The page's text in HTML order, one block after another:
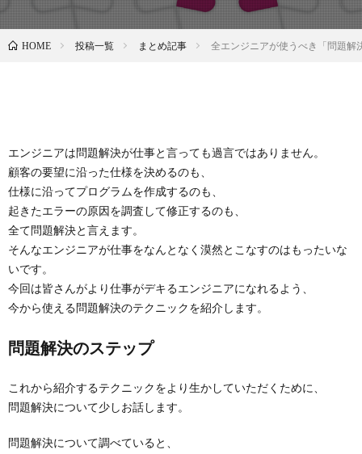
HOME 投稿一覧 まとめ記事 全エンジニアが使うべき「問題解
エンジニアは問題解決が仕事と言っても過言ではありません。
顧客の要望に沿った仕様を決めるのも、
仕様に沿ってプログラムを作成するのも、
起きたエラーの原因を調査して修正するのも、
全て問題解決と言えます。
そんなエンジニアが仕事をなんとなく漠然とこなすのはもったいな
いです。
今回は皆さんがより仕事がデキるエンジニアになれるよう、
今から使える問題解決のテクニックを紹介します。
問題解決のステップ
これから紹介するテクニックをより生かしていただくために、
問題解決について少しお話します。
問題解決について調べていると、